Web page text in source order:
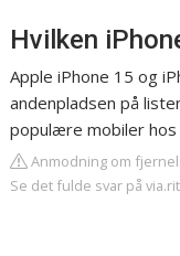
Hvilken
Apple iPhone 15 og
andenpladsen på
populære mobiler hos
Anmodning om
Se det fulde svar på